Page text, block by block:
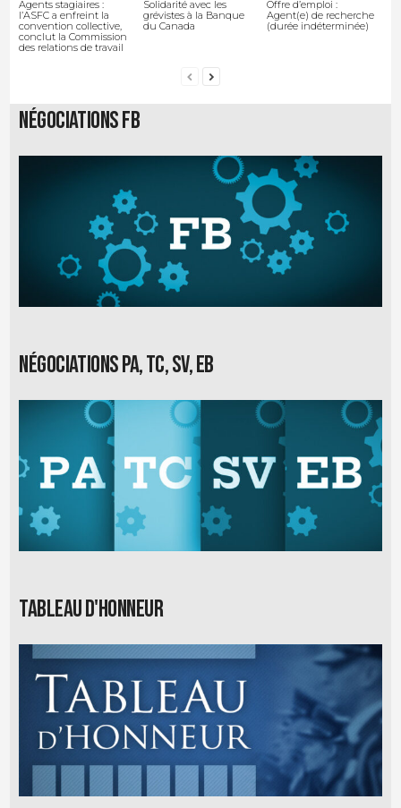
Agents stagiaires :
l’ASFC a enfreint la
convention collective,
conclut la Commission
des relations de travail
Solidarité avec les
grévistes à la Banque
du Canada
Offre d’emploi :
Agent(e) de recherche
(durée indéterminée)
Négociations FB
Négociations PA, TC, SV, EB
Tableau d'honneur